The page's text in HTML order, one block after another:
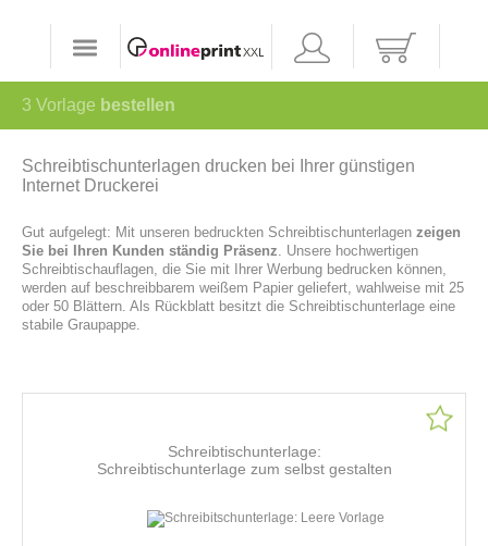
3 Vorlage bestellen
Schreibtischunterlagen drucken bei Ihrer günstigen
Internet Druckerei
Gut aufgelegt: Mit unseren bedruckten Schreibtischunterlagen zeigen
Sie bei Ihren Kunden ständig Präsenz . Unsere hochwertigen
Schreibtischauflagen, die Sie mit Ihrer Werbung bedrucken können,
werden auf beschreibbarem weißem Papier geliefert, wahlweise mit 25
oder 50 Blättern. Als Rückblatt besitzt die Schreibtischunterlage eine
stabile Graupappe.
Schreibtischunterlage:
Schreibtischunterlage zum selbst gestalten